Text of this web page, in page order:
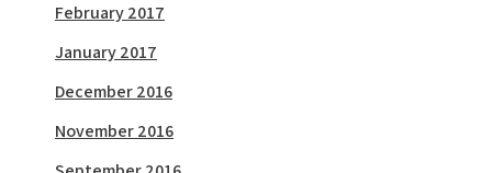
February 2017
January 2017
December 2016
November 2016